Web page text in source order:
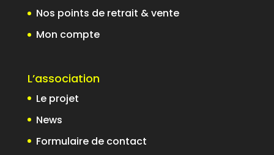
Nos points de retrait & vente
Mon compte
L’association
Le projet
News
Formulaire de contact